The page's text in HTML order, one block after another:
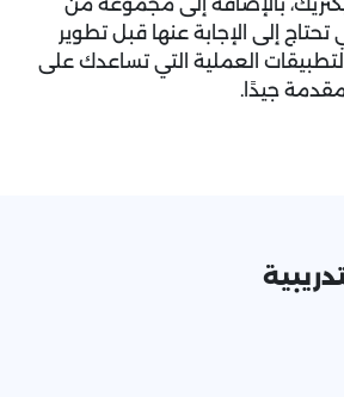
بالإضافة إلى مجموعة من
تحتاج إلى الإجابة عنها قبل تطوير
العملية التي تساعدك على
جيدًا.